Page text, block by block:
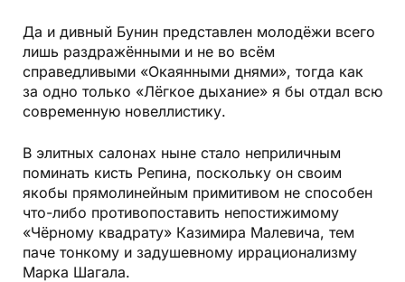
Да и дивный Бунин представлен молодёжи всего
лишь раздражёнными и не во всём
справедливыми «Окаянными днями», тогда как
за одно только «Лёгкое дыхание» я бы отдал всю
современную новеллистику.
В элитных салонах ныне стало неприличным
поминать кисть Репина, поскольку он своим
якобы прямолинейным примитивом не способен
что-либо противопоставить непостижимому
«Чёрному квадрату» Казимира Малевича, тем
паче тонкому и задушевному иррационализму
Марка Шагала.